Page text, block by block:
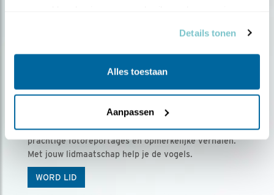
Details tonen
Alles toestaan
Aanpassen
Ontvang 5 x Vogels voor € 36,00 per jaar
Vogels is het tijdschrift voor onze leden, met
prachtige fotoreportages en opmerkelijke verhalen.
Met jouw lidmaatschap help je de vogels.
WORD LID